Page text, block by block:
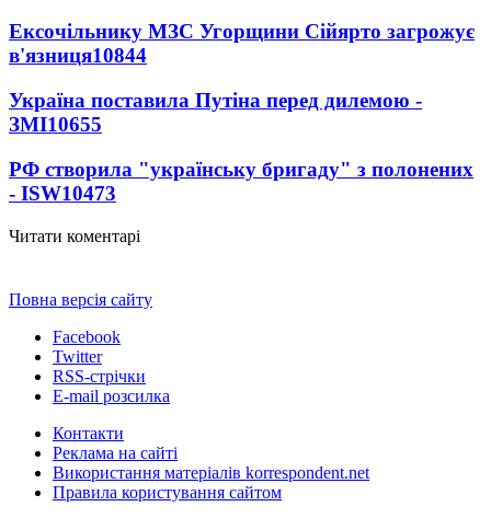
Ексочільнику МЗС Угорщини Сійярто загрожує
в'язниця10844
Україна поставила Путіна перед дилемою -
ЗМІ10655
РФ створила "українську бригаду" з полонених
- ISW10473
Читати коментарі
Повна версія сайту
Facebook
Twitter
RSS-стрічки
E-mail розсилка
Контакти
Реклама на сайті
Використання матеріалів korrespondent.net
Правила користування сайтом